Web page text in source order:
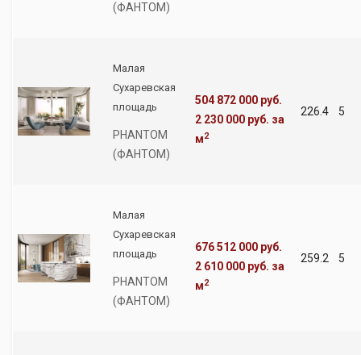
(ФАНТОМ)
Малая
Сухаревская
площадь
PHANTOM
(ФАНТОМ)
504 872 000 руб.
2 230 000 руб. за
м2
226.4 5
Малая
Сухаревская
площадь
PHANTOM
(ФАНТОМ)
676 512 000 руб.
2 610 000 руб. за
м2
259.2 5